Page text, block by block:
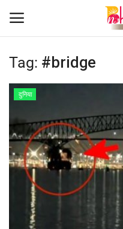
Home
Contact
हमारे बारे मेंं
Tag: #bridge
दुनिया